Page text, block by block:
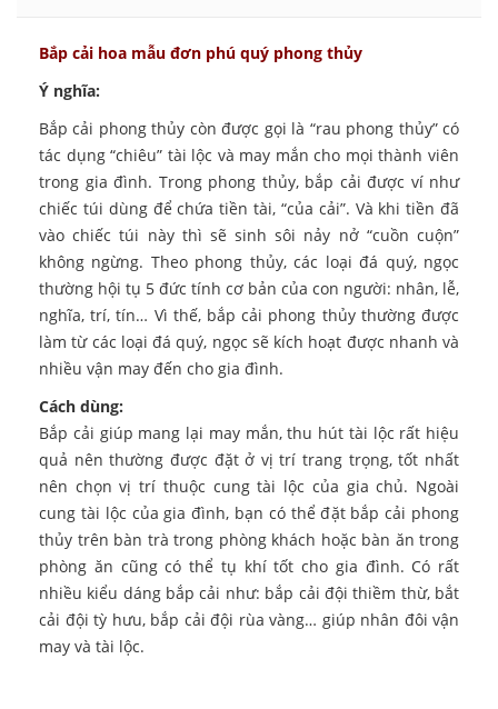
Bắp cải hoa mẫu đơn phú quý phong thủy
Ý nghĩa:
Bắp cải phong thủy còn được gọi là “rau phong thủy” có
tác dụng “chiêu” tài lộc và may mắn cho mọi thành viên
trong gia đình. Trong phong thủy, bắp cải được ví như
chiếc túi dùng để chứa tiền tài, “của cải”. Và khi tiền đã
vào chiếc túi này thì sẽ sinh sôi nảy nở “cuồn cuộn”
không ngừng. Theo phong thủy, các loại đá quý, ngọc
thường hội tụ 5 đức tính cơ bản của con người: nhân, lễ,
nghĩa, trí, tín… Vì thế, bắp cải phong thủy thường được
làm từ các loại đá quý, ngọc sẽ kích hoạt được nhanh và
nhiều vận may đến cho gia đình.
Cách dùng:
Bắp cải giúp mang lại may mắn, thu hút tài lộc rất hiệu
quả nên thường được đặt ở vị trí trang trọng, tốt nhất
nên chọn vị trí thuộc cung tài lộc của gia chủ. Ngoài
cung tài lộc của gia đình, bạn có thể đặt bắp cải phong
thủy trên bàn trà trong phòng khách hoặc bàn ăn trong
phòng ăn cũng có thể tụ khí tốt cho gia đình. Có rất
nhiều kiểu dáng bắp cải như: bắp cải đội thiềm thừ, bắt
cải đội tỳ hưu, bắp cải đội rùa vàng… giúp nhân đôi vận
may và tài lộc.